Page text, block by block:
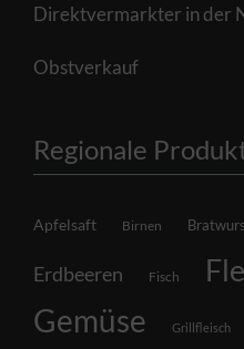
Direktvermarkter in der
Obstverkauf
Regionale
Apfelsaft Birnen
Erdbeeren Fisch
Gemüse Grillfleisch